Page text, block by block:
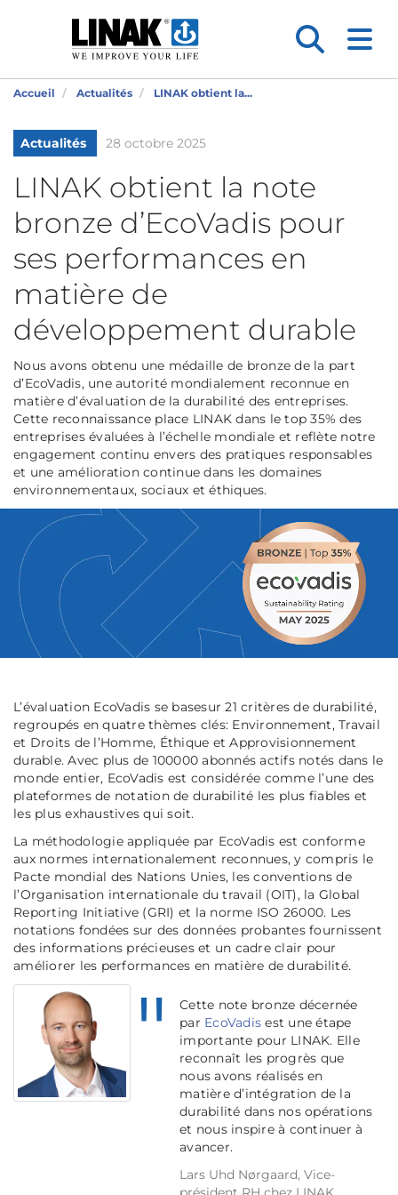
Accueil Actualités LINAK obtient la...
Actualités 28 octobre 2025
LINAK obtient la note
bronze d’EcoVadis pour
ses performances en
matière de
développement durable
Nous avons obtenu une médaille de bronze de la part
d’EcoVadis, une autorité mondialement reconnue en
matière d’évaluation de la durabilité des entreprises.
Cette reconnaissance place LINAK dans le top 35% des
entreprises évaluées à l’échelle mondiale et reflète notre
engagement continu envers des pratiques responsables
et une amélioration continue dans les domaines
environnementaux, sociaux et éthiques.
L’évaluation EcoVadis se basesur 21 critères de durabilité,
regroupés en quatre thèmes clés: Environnement, Travail
et Droits de l’Homme, Éthique et Approvisionnement
durable. Avec plus de 100000 abonnés actifs notés dans le
monde entier, EcoVadis est considérée comme l’une des
plateformes de notation de durabilité les plus fiables et
les plus exhaustives qui soit.
La méthodologie appliquée par EcoVadis est conforme
aux normes internationalement reconnues, y compris le
Pacte mondial des Nations Unies, les conventions de
l’Organisation internationale du travail (OIT), la Global
Reporting Initiative (GRI) et la norme ISO 26000. Les
notations fondées sur des données probantes fournissent
des informations précieuses et un cadre clair pour
améliorer les performances en matière de durabilité.
Cette note bronze décernée
par EcoVadis est une étape
importante pour LINAK. Elle
reconnaît les progrès que
nous avons réalisés en
matière d’intégration de la
durabilité dans nos opérations
et nous inspire à continuer à
avancer.
Lars Uhd Nørgaard, Vice-